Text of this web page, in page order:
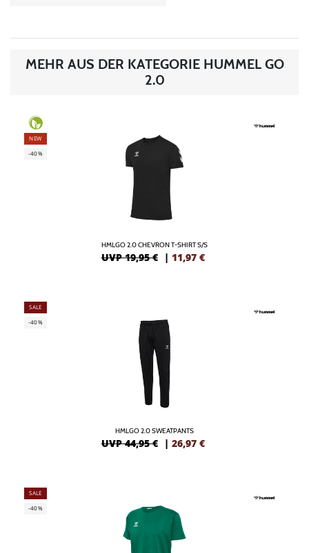
MEHR AUS DER KATEGORIE HUMMEL GO
2.0
NEW
-40%
HMLGO 2.0 CHEVRON T-SHIRT S/S
UVP 19,95 € | 11,97 €
SALE
-40%
HMLGO 2.0 SWEATPANTS
UVP 44,95 € | 26,97 €
SALE
-40%